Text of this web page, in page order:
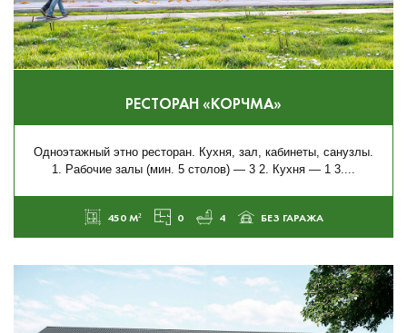
РЕСТОРАН «КОРЧМА»
Одноэтажный этно ресторан. Кухня, зал, кабинеты, санузлы.
1. Рабочие залы (мин. 5 столов) — 3 2. Кухня — 1 3....
450 М² 0 4 БЕЗ ГАРАЖА